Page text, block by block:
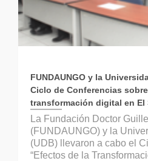
FUNDAUNGO y la
Ciclo de Conferencias
transformación digital en El
La Fundación Doctor
(FUNDAUNGO) y la
(UDB) llevaron a cabo el
“Efectos de la